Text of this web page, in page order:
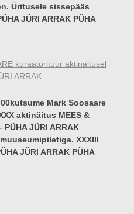
Üritusele sissepääs
JÜRI ARRAK PÜHA
kuraatorituur aktinäitusel
ARRAK
Mark Soosaare
aktinäitus MEES &
JÜRI ARRAK
XXXIII
JÜRI ARRAK PÜHA